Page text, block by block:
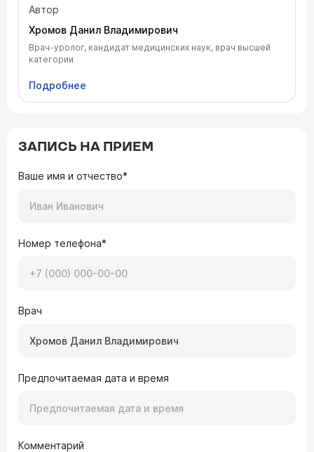
появилось достаточно большое число
медицинских центров, предлагающих
нестандартные подходы к лечению фимоза,
эффективность которых вызывает некоторые
сомнения. В этой статье врач-уролог <b>Даниил
Владимирович Хромов </b> рассказывает о том,
что такое фимоз, каковы причины его
возникновения, степени развития и методы
лечения.
Автор
Хромов Данил Владимирович
Врач-уролог, кандидат медицинских наук, врач высшей
категории
Подробнее
ЗАПИСЬ НА ПРИЕМ
Ваше имя и отчество*
Номер телефона*
Врач
Предпочитаемая дата и время
Комментарий